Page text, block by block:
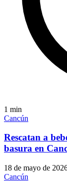
1 min
Cancún
Rescatan a
basura en
18 de mayo de
Cancún